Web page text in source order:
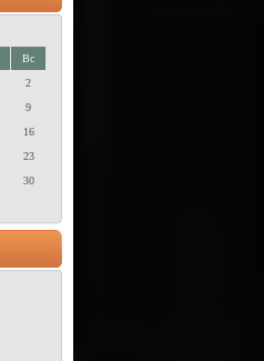
Вс
2
9
16
23
30